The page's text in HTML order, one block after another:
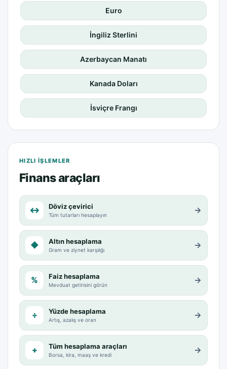
Euro
İngiliz Sterlini
Azerbaycan Manatı
Kanada Doları
İsviçre Frangı
HIZLI IŞLEMLER
Finans araçları
↔ Döviz çevirici
Tüm tutarları hesaplayın →
◆ Altın hesaplama
Gram ve ziynet karşılığı →
% Faiz hesaplama
Mevduat getirisini görün →
÷ Yüzde hesaplama
Artış, azalış ve oran →
+ Tüm hesaplama araçları
Borsa, kira, maaş ve kredi →